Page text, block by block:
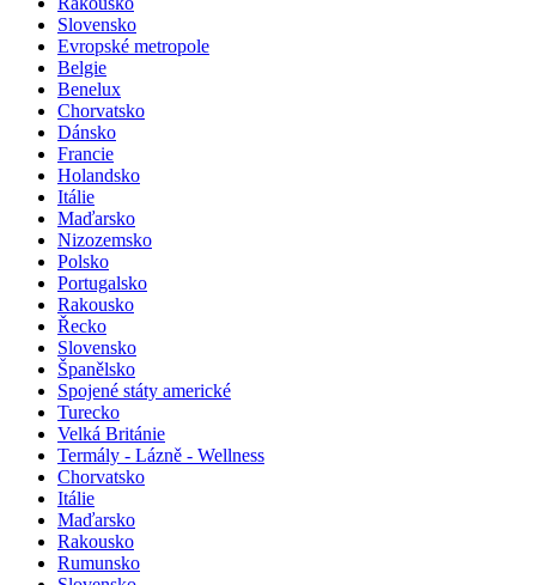
Slovensko
Evropské metropole
Belgie
Benelux
Chorvatsko
Dánsko
Francie
Holandsko
Itálie
Maďarsko
Nizozemsko
Polsko
Portugalsko
Rakousko
Řecko
Slovensko
Španělsko
Spojené státy americké
Turecko
Velká Británie
Termály - Lázně - Wellness
Chorvatsko
Itálie
Maďarsko
Rakousko
Rumunsko